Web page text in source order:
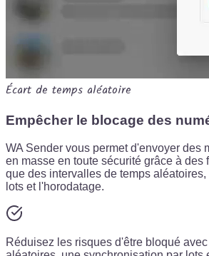
Écart de temps aléatoire
Empêcher le blocage des
WA Sender vous permet d'envoyer des
en masse en toute sécurité grâce à des
que des intervalles de temps
lots et l'horodatage.
Réduisez les risques d'être bloqué